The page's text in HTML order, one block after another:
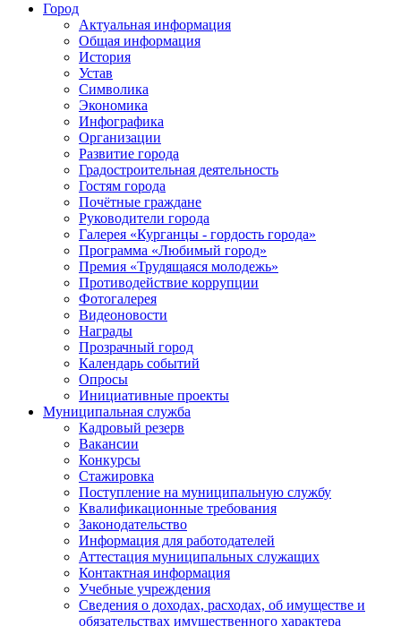
Город
Актуальная информация
Общая информация
История
Устав
Символика
Экономика
Инфографика
Организации
Развитие города
Градостроительная деятельность
Гостям города
Почётные граждане
Руководители города
Галерея «Курганцы - гордость города»
Программа «Любимый город»
Премия «Трудящаяся молодежь»
Противодействие коррупции
Фотогалерея
Видеоновости
Награды
Прозрачный город
Календарь событий
Опросы
Инициативные проекты
Муниципальная служба
Кадровый резерв
Вакансии
Конкурсы
Стажировка
Поступление на муниципальную службу
Квалификационные требования
Законодательство
Информация для работодателей
Аттестация муниципальных служащих
Контактная информация
Учебные учреждения
Сведения о доходах, расходах, об имуществе и
обязательствах имущественного характера